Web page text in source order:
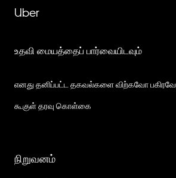
Uber
உதவி மையத்தைப் பார்வையிடவும்
எனது தனிப்பட்ட தகவல்களை விற்கவோ
கூகுள் தரவு கொள்கை
நிறுவனம்